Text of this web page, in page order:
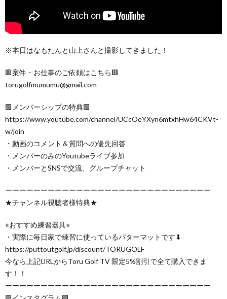
※本日はなもたんと山上さんと撮影してきました！
🟥案件・お仕事のご依頼はこちら🟥
torugolfmumumu@gmail.com
🟩メンバーシップの特典🟩
https://www.youtube.com/channel/UCcOeYXyn6mtxhHw64CKVt-
w/join
・動画のコメント＆質問への優先回答
・メンバーのみのYoutubeライブ参加
・メンバーとSNSで交流、グループチャット
ーーーーーーーーーーーーーーーーーーーーーーーーーーーーー
★チャンネル視聴者様特典★
⭐︎おすすめ練習器具⭐︎
・実際に毎日家で練習に使っているパターマットです⬇︎
https://puttoutgolf.jp/discount/TORUGOLF
今なら上記URLからToru Golf TV 限定5%割引で全て購入できま
す！！
ーーーーーーーーーーーーーーーーーーーーーーーーーーーーー